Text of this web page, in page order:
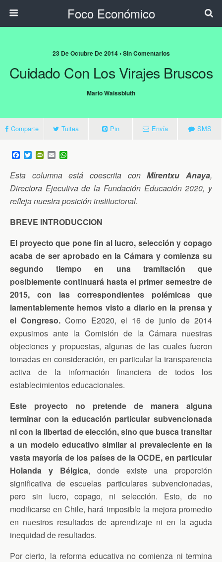
Foco Económico
23 De Octubre De 2014 • Sin Comentarios
Cuidado Con Los Virajes Bruscos
Mario Waissbluth
Comparte Tuitea Pin Envía SMS
F
a
c
e
b
o
o
T
w
t
t
e
r
P
n
F
r
e
n
l
E
m
i
l
t
s
A
p
Esta columna está coescrita conMirentxu Anaya,
Directora Ejecutiva de la Fundación Educación 2020, y
refleja nuestra posición institucional.
BREVE INTRODUCCION
El proyecto que pone fin al lucro, selección y copago
acaba de ser aprobado en la Cámara y comienza su
segundo tiempo en una tramitación que
posiblemente continuará hasta el primer semestre de
2015, con las correspondientes polémicas que
lamentablemente hemos visto a diario en la prensa y
el Congreso.Como E2020, el 16 de junio de 2014
expusimos ante la Comisión de la Cámara nuestras
objeciones y propuestas, algunas de las cuales fueron
tomadas en consideración, en particular la transparencia
activa de la información financiera de todos los
establecimientos educacionales.
Este proyecto no pretende de manera alguna
terminar con la educación particular subvencionada
ni con la libertad de elección, sino que busca transitar
a un modelo educativo similar al prevaleciente en la
vasta mayoría de los países de la OCDE, en particular
Holanda y Bélgica, donde existe una proporción
significativa de escuelas particulares subvencionadas,
pero sin lucro, copago, ni selección. Esto, de no
modificarse en Chile, hará imposible la mejora promedio
en nuestros resultados de aprendizaje ni en la aguda
inequidad de resultados.
Por cierto, la reforma educativa no comienza ni termina